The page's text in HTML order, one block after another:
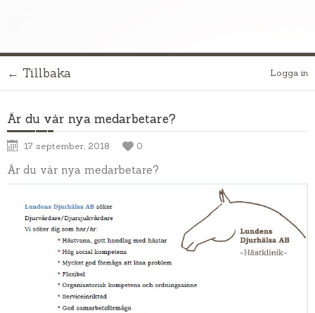
← Tillbaka Logga in
Är du vår nya medarbetare?
17 september, 2018 0
Är du vår nya medarbetare?